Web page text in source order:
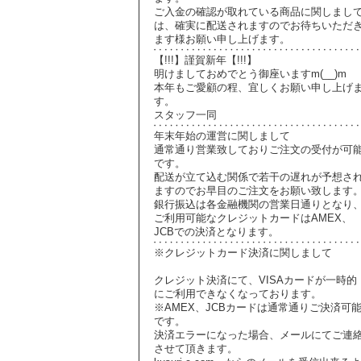
ご入金の確認が取れている商品に関しまし
は、確実に配送されますのでお待ちいただき
ます様お願い申し上げます。
【!!!】謹賀新年【!!!】
明けましておめでとう御座いますm(__)m
本年もご愛顧の程、宜しくお願い申し上げま
す。
スタッフ一同
年末年始の運営に関しまして
通常通り営業致しておりご注文の受付が可
です。
配送が立て込む関係で若干の遅れが予想さ
ますのでお早目のご注文をお願い致します。
銀行振込は各金融機関の営業日通りとなり、
ご利用可能なクレジットカードはAMEX、
JCBでの決済となります。
※クレジットカード決済に関しまして
クレジット決済にて、VISAカードが一時的
にご利用できなくなっております。
※AMEX、JCBカードは通常通りご決済可能
です。
決済エラーになった場合、メールにてご連
させて頂きます。